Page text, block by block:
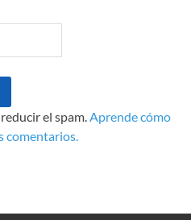
el spam.Aprende cómo
comentarios.